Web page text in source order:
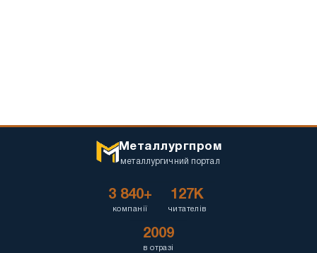
Металлургпром
металлургичний портал
3 840+
компанії
127K
читателів
2009
в отразі